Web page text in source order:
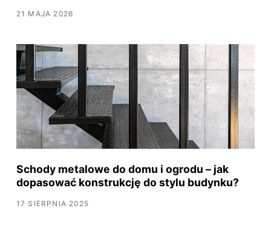
21 MAJA 2026
Schody metalowe do domu i ogrodu – jak
dopasować konstrukcję do stylu budynku?
17 SIERPNIA 2025